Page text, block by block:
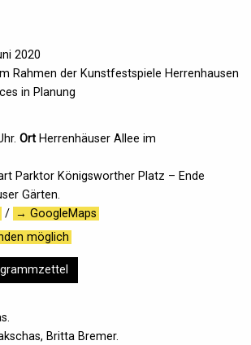
2020
Rahmen der Kunstfestspiele Herrenhausen
in Planung
Ort Herrenhäuser Allee im
Parktor Königsworther Platz – Ende
Gärten.
/ → GoogleMaps
möglich
.
, Britta Bremer.